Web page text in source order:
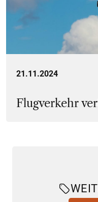
21.11.2024
Flugverkehr